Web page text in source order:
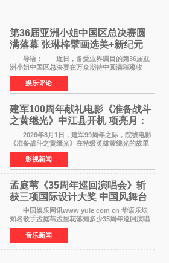
第36届亚洲小姐中国区总决赛圆
满落幕 张琳梓擘画选美+新纪元
导语： 近日，备受业界瞩目的第36届亚
洲小姐中国区总决赛在万众期待中圆满璀璨收
官。整场盛典汇聚万千芳华，不仅完成了新一届
美丽代言人的加冕选拔，更在行业发展层面带来
颠覆性突破。活动
娱乐评论
建军100周年献礼电影《准备战斗
之黄继光》中江县开机 项亮月：
以光影为笔，书写英雄赞歌
2026年8月1日，建军99周年之际，院线电影
《准备战斗之黄继光》在特级英雄黄继光的故里
——四川省德阳市中江县黄继光出生地正式开
机。本片出品人、总制片人项亮月主持开机仪
式，&zwnj;特级英雄
影视新闻
孟庭苇《35周年巡回演唱会》斩
获三项国际设计大奖 中国风舞台
美学获全球认可
中国娱乐网讯www yule com cn 华语乐坛
知名歌手孟庭苇孟里花落知多少35周年巡回演唱
会再传喜讯。该演唱会先后荣获美国MUSE
Creative Awards白金奖（Platinum Winner）、
英国London Design
音乐新闻